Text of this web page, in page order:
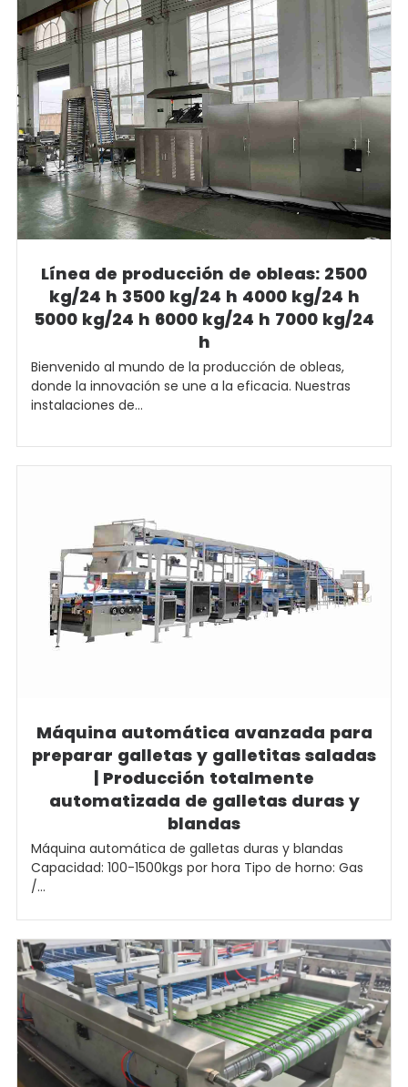
Línea de producción de obleas: 2500
kg/24 h 3500 kg/24 h 4000 kg/24 h
5000 kg/24 h 6000 kg/24 h 7000 kg/24
h
Bienvenido al mundo de la producción de obleas,
donde la innovación se une a la eficacia. Nuestras
instalaciones de...
Máquina automática avanzada para
preparar galletas y galletitas saladas
| Producción totalmente
automatizada de galletas duras y
blandas
Máquina automática de galletas duras y blandas
Capacidad: 100-1500kgs por hora Tipo de horno: Gas
/...